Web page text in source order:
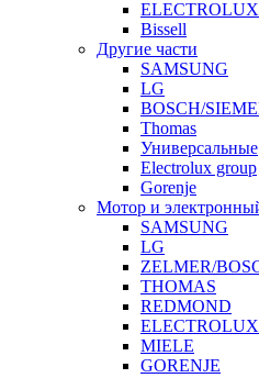
Bissell
Другие части
SAMSUNG
LG
BOSCH/
Thomas
Универсальные
Electrolux group
Gorenje
Мотор и
SAMSUNG
LG
ZELMER/
THOMAS
REDMOND
MIELE
GORENJE